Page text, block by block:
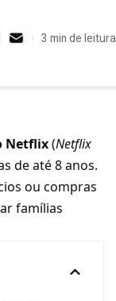
3 min de leitura
Netflix(Netflix
de até 8 anos.
ou compras
famílias